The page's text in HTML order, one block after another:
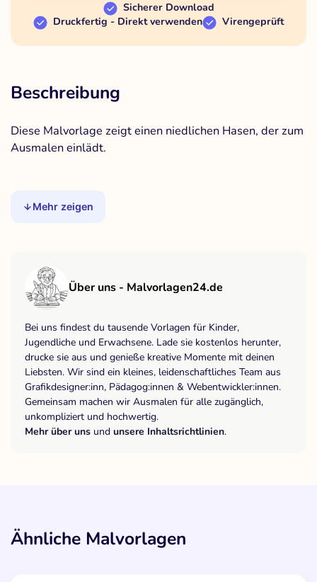
Sicherer Download
Druckfertig - Direkt verwenden
Virengeprüft
Beschreibung
Diese Malvorlage zeigt einen niedlichen Hasen, der zum
Ausmalen einlädt.
Mehr zeigen
Über uns - Malvorlagen24.de
Bei uns findest du tausende Vorlagen für Kinder,
Jugendliche und Erwachsene. Lade sie kostenlos herunter,
drucke sie aus und genieße kreative Momente mit deinen
Liebsten. Wir sind ein kleines, leidenschaftliches Team aus
Grafikdesigner:inn, Pädagog:innen & Webentwickler:innen.
Gemeinsam machen wir Ausmalen für alle zugänglich,
unkompliziert und hochwertig.
Mehr über uns und unsere Inhaltsrichtlinien.
Ähnliche Malvorlagen